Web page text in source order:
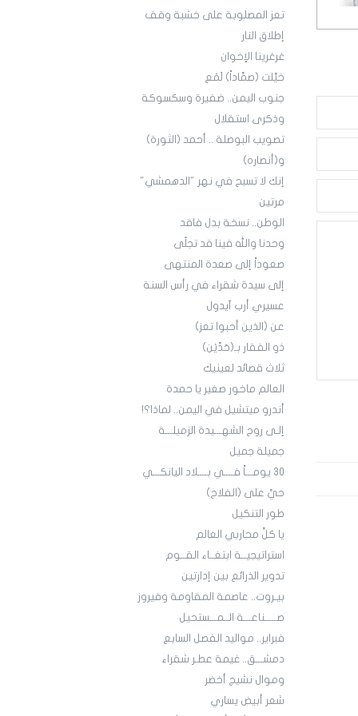
تعز المصلوبة على خشبة وقف
إطلاق النار
غرغرينا الإخوان
خيَّلت (صمَّاداً) لَمَع
جنوب اليمن.. ضفيرة وسكسوكة
وذكرى استقلال
تصويب البوصلة .. أحمد (الثورة)
و(أنصاره)
إنك لا تسبح في نهر "الدهمشي"
مرتين
الوطن.. نسخة بدل فاقد
وحدنا والله فينا قد تجلّى
صعوداً إلى صعدة المنتهى
إلى سيدة شقراء في رأس السنة
عسيري أرب آيدول
عن (الذين أحبوا تعز)
ذو الفقار بـ(حَدَّيْن)
ثلاث قصائد لعينيك
العالم ماخور صغير يا حمدة
أندرو ميتشيل في اليمن.. لماذا؟!
إلـى روح الشهـــيدة الزميلـــة
جميلة جميل
30 يومـــاً فــــي بــــلاد اليانكـــي
حيَّ على (الفلاح)
طور التنكيل
يا كلَّ محاربي العالم
استراتيجيــة ابتغــاء القــوم
تدوير الذرائع بين إدارتين
بيـروت.. عاصمة المقاومة وفيروز
صـــــناعـــة الــمـــستحيل
فبراير.. مواليد الفصل السابع
دمشـــق.. غيمة عطـر شقراء
وموال نشيج أخضر
شعر أبيض يساري